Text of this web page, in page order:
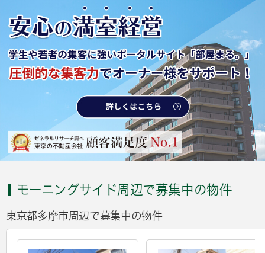
モーニングサイド周辺で募集中の物件
東京都多摩市周辺で募集中の物件